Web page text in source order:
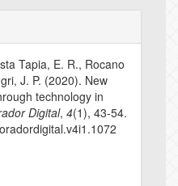
Tapia, E. R., Rocano
J. P. (2020). New
technology in
Digital, 4(1), 43-54.